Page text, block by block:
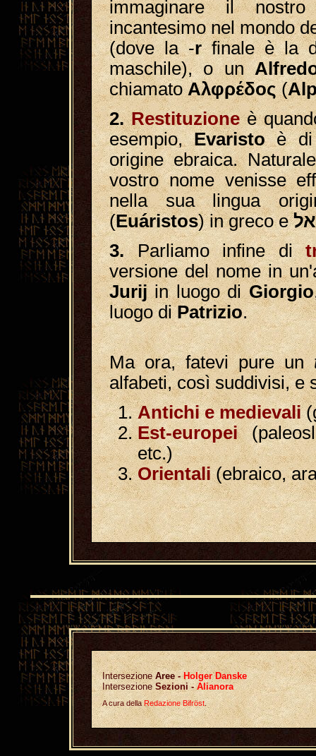
immaginare il
incantesimo nel mondo
(dove la -rfinale è la
maschile), o un
chiamatoΑλφρέδος(
2.Restituzioneè
esempio,Evaristoè di
origine ebraica.
vostro nome venisse
nella sua lingua
(Euáristos) in greco e
3.Parliamo infine di
versione del nome in
Jurijin luogo diGiorgio
luogo diPatrizio.
Ma ora, fatevi pure un
alfabeti, così suddivisi, e
Antichi e medievali
Est-europei
etc.)
Orientali(ebraico,
IntersezioneAree- Holger Danske
IntersezioneSezioni -Alianora
A cura dellaRedazione Bifröst.